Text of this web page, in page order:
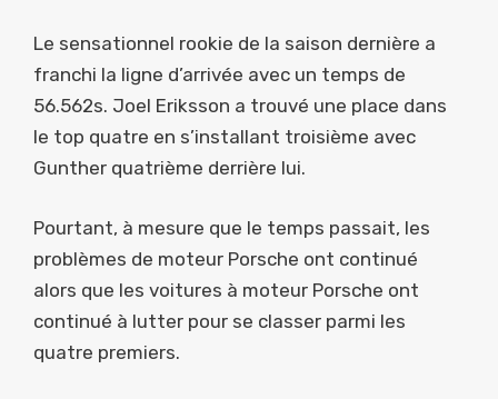
Le sensationnel rookie de la saison dernière a
franchi la ligne d’arrivée avec un temps de
56.562s. Joel Eriksson a trouvé une place dans
le top quatre en s’installant troisième avec
Gunther quatrième derrière lui.
Pourtant, à mesure que le temps passait, les
problèmes de moteur Porsche ont continué
alors que les voitures à moteur Porsche ont
continué à lutter pour se classer parmi les
quatre premiers.